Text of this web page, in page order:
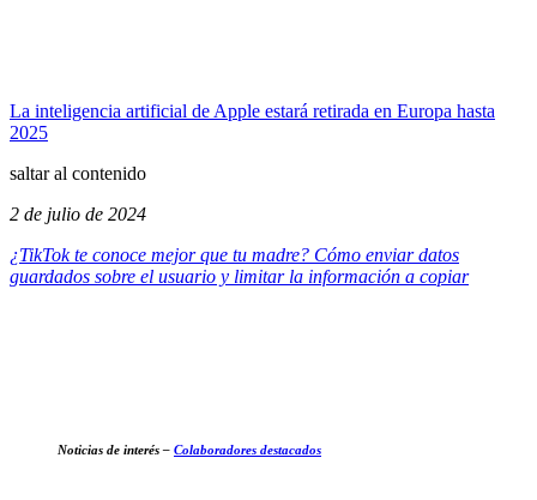
La inteligencia artificial de Apple estará retirada en Europa hasta
2025
saltar al contenido
2 de julio de 2024
¿TikTok te conoce mejor que tu madre? Cómo enviar datos
guardados sobre el usuario y limitar la información a copiar
Noticias de interés – Colaboradores destacados